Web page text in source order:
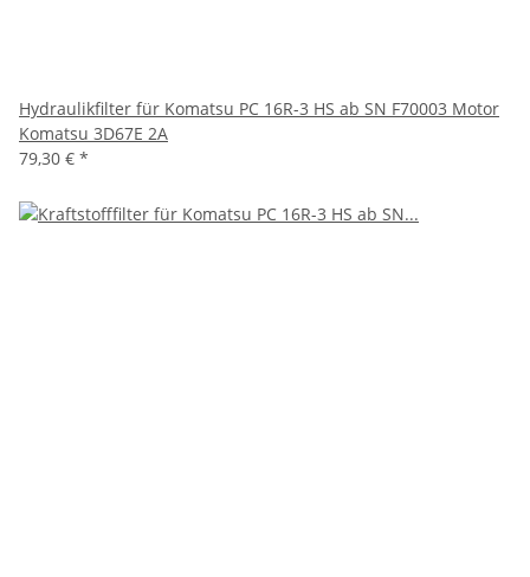
Hydraulikfilter für Komatsu PC 16R-3 HS ab SN F70003 Motor
Komatsu 3D67E 2A
79,30 € *